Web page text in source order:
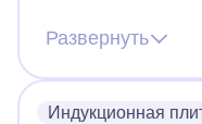
починить и без
начинается от
все
Развернуть
Индукционная